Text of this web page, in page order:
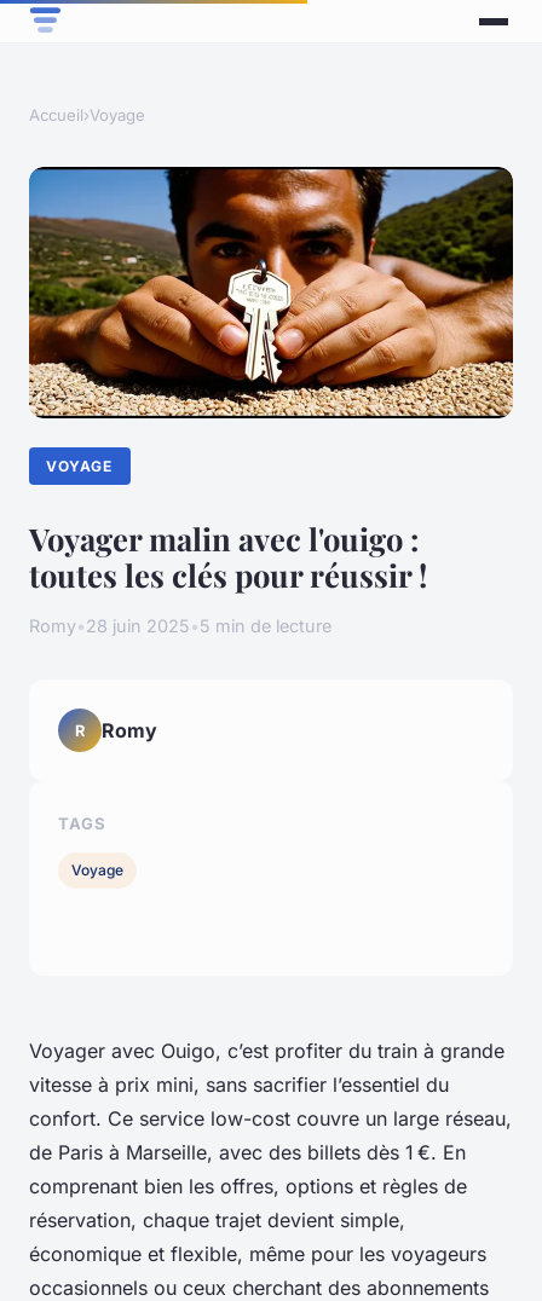
Accueil›Voyage
VOYAGE
Voyager malin avec l'ouigo :
toutes les clés pour réussir !
Romy•28 juin 2025•5 min de lecture
Voyager avec Ouigo, c’est profiter du train à grande
vitesse à prix mini, sans sacrifier l’essentiel du
confort. Ce service low-cost couvre un large réseau,
de Paris à Marseille, avec des billets dès 1 €. En
comprenant bien les offres, options et règles de
réservation, chaque trajet devient simple,
économique et flexible, même pour les voyageurs
occasionnels ou ceux cherchant des abonnements
R Romy
TAGS
Voyage